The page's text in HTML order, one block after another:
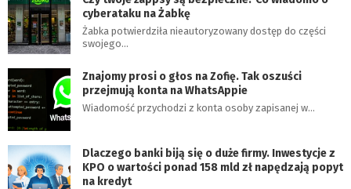
cyberataku na Żabkę
Żabka potwierdziła nieautoryzowany dostęp do części
swojego…
Znajomy prosi o głos na Zofię. Tak oszuści
przejmują konta na WhatsAppie
Wiadomość przychodzi z konta osoby zapisanej w…
Dlaczego banki biją się o duże firmy. Inwestycje z
KPO o wartości ponad 158 mld zł napędzają popyt
na kredyt